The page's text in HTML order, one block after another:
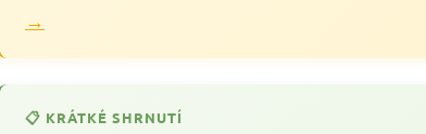
→
📋 KRÁTKÉ SHRNUTÍ